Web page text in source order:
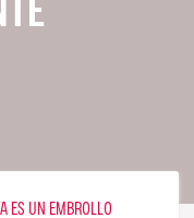
ES UN EMBROLLO